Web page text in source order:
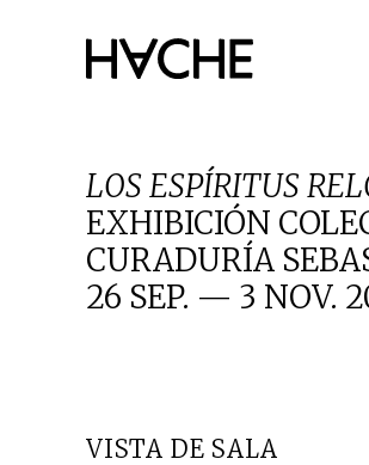
contenido
LOS ESPÍRITUS
EXHIBICIÓN
CURADURÍA
26 SEP. — 3 NOV.
VISTA DE SALA